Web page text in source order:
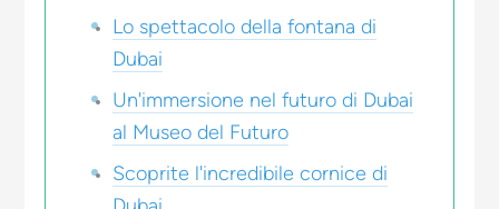
Lo spettacolo della fontana di
Dubai
Un'immersione nel futuro di Dubai
al Museo del Futuro
Scoprite l'incredibile cornice di